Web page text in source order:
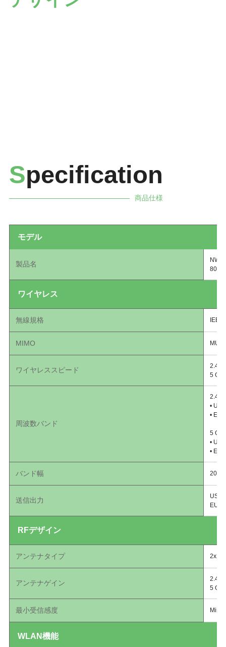
Specification
商品仕様
モデル
製品名
ワイヤレス
無線規格
MIMO MU-
ワイヤレススピード
2.4
5
周波数バンド
2.4
•
•
5
•
•
バンド幅 20-,
送信出力
US
EU
RFデザイン
アンテナタイプ 2x2
アンテナゲイン
2.4
5
最小受信感度 Min.
WLAN機能